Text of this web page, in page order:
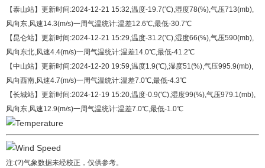
【泰山站】更新时间:2024-12-21 15:32,温度-19.7(℃),湿度78(%),气压713(mb),
风向东,风速14.3(m/s)一周气温统计:温差12.6℃,最低-30.7℃
【昆仑站】更新时间:2024-12-21 15:29,温度-31.2(℃),湿度66(%),气压590(mb),
风向东北,风速4.4(m/s)一周气温统计:温差14.0℃,最低-41.2℃
【中山站】更新时间:2024-12-20 19:59,温度1.9(℃),湿度51(%),气压995.9(mb),
风向西南,风速4.7(m/s)一周气温统计:温差7.0℃,最低-4.3℃
【长城站】更新时间:2024-12-19 15:20,温度-0.9(℃),湿度99(%),气压979.1(mb),
风向东,风速12.9(m/s)一周气温统计:温差7.0℃,最低-1.0℃
注:(?)气象数据未经校正，仅供参考。